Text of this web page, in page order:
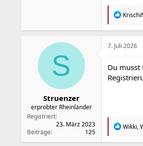
R
a
t
n
e
S
Struenzer
erprobter Rheinländer
Registriert
23. März 2023
Beiträge
125
7. Juli 2026
Du musst
R
a
Wikki,